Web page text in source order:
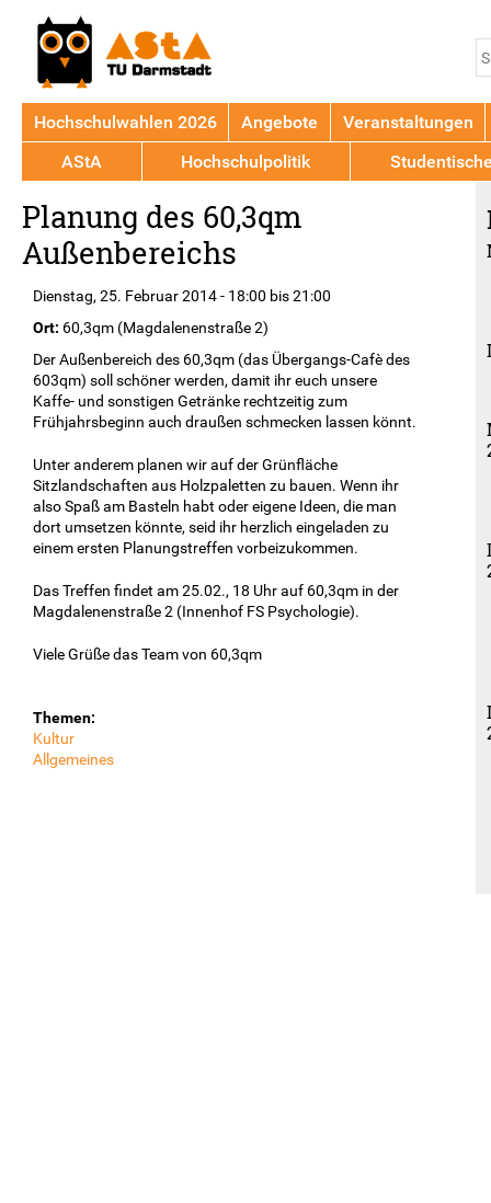
to
top
Planung des 60,3qm
Außenbereichs
Dienstag, 25. Februar 2014 - 18:00 bis21:00
Ort: 60,3qm (Magdalenenstraße 2)
Der Außenbereich des 60,3qm (das Übergangs-Cafè des
603qm) soll schöner werden, damit ihr euch unsere
Kaffe- und sonstigen Getränke rechtzeitig zum
Frühjahrsbeginn auch draußen schmecken lassen könnt.
Unter anderem planen wir auf der Grünfläche
Sitzlandschaften aus Holzpaletten zu bauen. Wenn ihr
also Spaß am Basteln habt oder eigene Ideen, die man
dort umsetzen könnte, seid ihr herzlich eingeladen zu
einem ersten Planungstreffen vorbeizukommen.
Das Treffen findet am 25.02., 18 Uhr auf 60,3qm in der
Magdalenenstraße 2 (Innenhof FS Psychologie).
Viele Grüße das Team von 60,3qm
Themen:
Kultur
Allgemeines
Hochschulwahlen 2026 Angebote
Veranstaltungen
AStA
Hochschulpolitik